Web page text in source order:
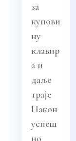
за
купови
ну
клавир
а и
даље
траје
Након
успеш
но